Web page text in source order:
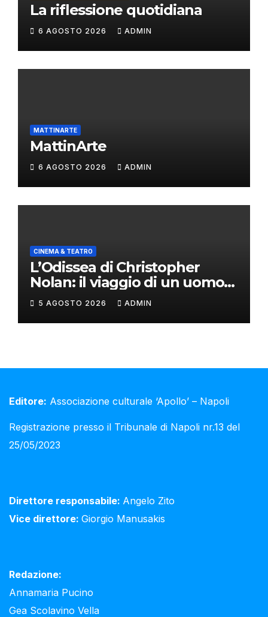
La riflessione quotidiana
6 AGOSTO 2026 ADMIN
MATTINARTE
MattinArte
6 AGOSTO 2026 ADMIN
CINEMA & TEATRO
L’Odissea di Christopher
Nolan: il viaggio di un uomo
oltre il mito
5 AGOSTO 2026 ADMIN
Editore: Associazione culturale ‘Apollo’ – Napoli
Registrazione presso il Tribunale di Napoli nr.13 del
25/05/2023
Direttore responsabile: Angelo Zito
Vice direttore: Giorgio Manusakis
Redazione:
Annamaria Pucino
Gea Scolavino Vella